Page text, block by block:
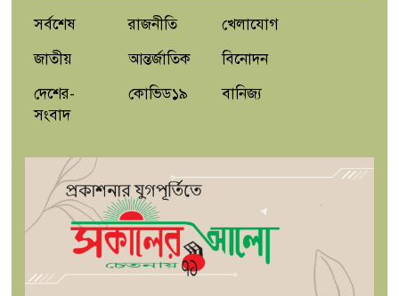
সর্বশেষ
জাতীয়
দেশের-
সংবাদ
রাজনীতি
আন্তর্জাতিক
কোভিড১৯
খেলাযোগ
বিনোদন
বানিজ্য